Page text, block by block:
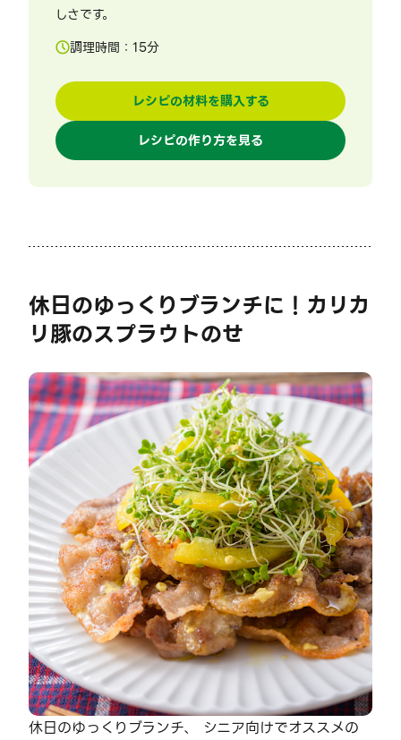
しさです。
調理時間： 15分
レシピの材料を購入する
レシピの作り方を見る
休日のゆっくりブランチに！カリカ
リ豚のスプラウトのせ
休日のゆっくりブランチ、 シニア向けでオススメの